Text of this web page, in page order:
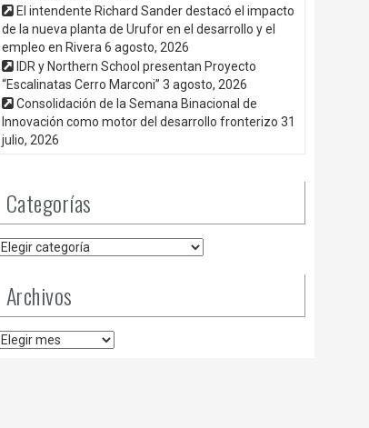
El intendente Richard Sander destacó el impacto
de la nueva planta de Urufor en el desarrollo y el
empleo en Rivera 6 agosto, 2026
IDR y Northern School presentan Proyecto
“Escalinatas Cerro Marconi” 3 agosto, 2026
Consolidación de la Semana Binacional de
Innovación como motor del desarrollo fronterizo 31
julio, 2026
Categorías
Categorías
Archivos
Archivos